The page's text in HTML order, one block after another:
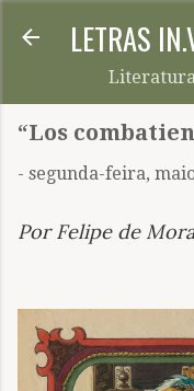
Pular
LETRAS
“Los
- segunda-feira,
Por Felipe de